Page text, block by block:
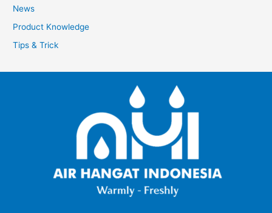
News
Product Knowledge
Tips & Trick